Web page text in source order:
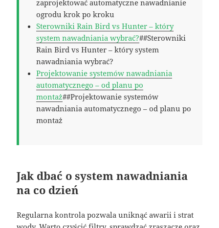
zaprojektować automatyczne nawadnianie
ogrodu krok po kroku
Sterowniki Rain Bird vs Hunter – który
system nawadniania wybrać?##Sterowniki
Rain Bird vs Hunter – który system
nawadniania wybrać?
Projektowanie systemów nawadniania
automatycznego – od planu po
montaż##Projektowanie systemów
nawadniania automatycznego – od planu po
montaż
Jak dbać o system nawadniania
na co dzień
Regularna kontrola pozwala uniknąć awarii i strat